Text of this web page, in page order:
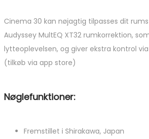
Cinema 30 kan nøjagtig tilpasses dit
Audyssey MultEQ XT32 rumkorrektion,
lytteoplevelsen, og giver ekstra kontrol
(tilkøb via app store)
Nøglefunktioner:
Fremstillet i Shirakawa, Japan